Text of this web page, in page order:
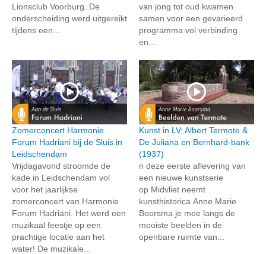
Lionsclub Voorburg. De
onderscheiding werd uitgereikt
tijdens een...
van jong tot oud kwamen
samen voor een gevarieerd
programma vol verbinding
en...
Zomerconcert Harmonie
Forum Hadriani bij de Sluis in
Leidschendam
Vrijdagavond stroomde de
kade in Leidschendam vol
voor het jaarlijkse
zomerconcert van Harmonie
Forum Hadriani. Het werd een
muzikaal feestje op een
prachtige locatie aan het
water! De muzikale...
Kunst in LV: Albert Termote &
De Juliana en Bernhard-bank
(1937)
n deze eerste aflevering van
een nieuwe kunstserie
op Midvliet neemt
kunsthistorica Anne Marie
Boorsma je mee langs de
mooiste beelden in de
openbare ruimte van...